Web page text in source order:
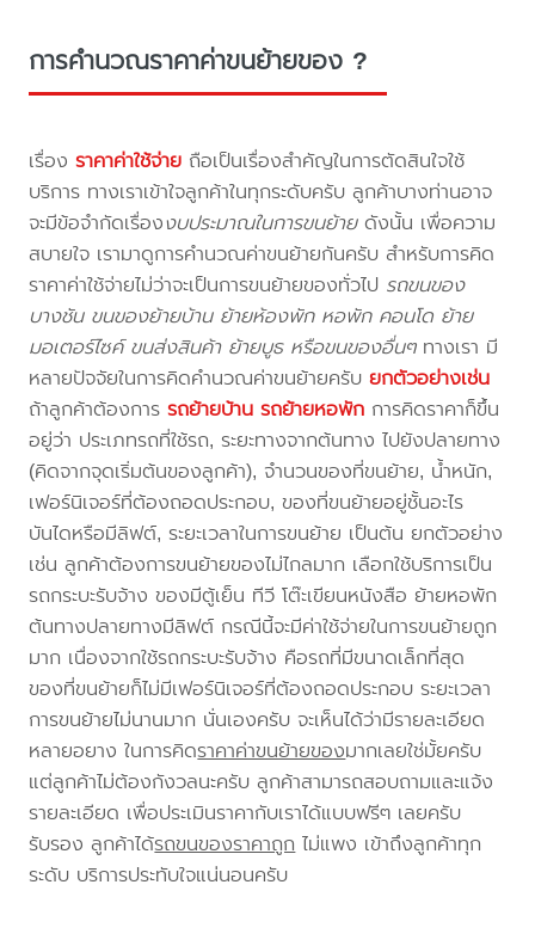
การคำนวณราคาค่าขนย้ายของ ?
เรื่องราคาค่าใช้จ่าย ถือเป็นเรื่องสำคัญในการตัดสินใจใช้
บริการ ทางเราเข้าใจลูกค้าในทุกระดับครับ ลูกค้าบางท่านอาจ
จะมีข้อจำกัดเรื่องงบประมาณในการขนย้ายดังนั้น เพื่อความ
สบายใจ เรามาดูการคำนวณค่าขนย้ายกันครับ สำหรับการคิด
ราคาค่าใช้จ่ายไม่ว่าจะเป็นการขนย้ายของทั่วไป รถขนของ
บางชัน ขนของย้ายบ้าน ย้ายห้องพัก หอพัก คอนโด ย้าย
มอเตอร์ไซค์ ขนส่งสินค้า ย้ายบูธ หรือขนของอื่นๆทางเรา มี
หลายปัจจัยในการคิดคำนวณค่าขนย้ายครับยกตัวอย่างเช่น
ถ้าลูกค้าต้องการรถย้ายบ้าน รถย้ายหอพัก การคิดราคาก็ขึ้น
อยู่ว่า ประเภทรถที่ใช้รถ, ระยะทางจากต้นทาง ไปยังปลายทาง
(คิดจากจุดเริ่มต้นของลูกค้า), จำนวนของที่ขนย้าย, น้ำหนัก,
เฟอร์นิเจอร์ที่ต้องถอดประกอบ, ของที่ขนย้ายอยู่ชั้นอะไร
บันไดหรือมีลิฟต์, ระยะเวลาในการขนย้าย เป็นต้น ยกตัวอย่าง
เช่น ลูกค้าต้องการขนย้ายของไม่ไกลมาก เลือกใช้บริการเป็น
รถกระบะรับจ้าง ของมีตู้เย็น ทีวี โต๊ะเขียนหนังสือ ย้ายหอพัก
ต้นทางปลายทางมีลิฟต์ กรณีนี้จะมีค่าใช้จ่ายในการขนย้ายถูก
มาก เนื่องจากใช้รถกระบะรับจ้าง คือรถที่มีขนาดเล็กที่สุด
ของที่ขนย้ายก็ไม่มีเฟอร์นิเจอร์ที่ต้องถอดประกอบ ระยะเวลา
การขนย้ายไม่นานมาก นั่นเองครับ จะเห็นได้ว่ามีรายละเอียด
หลายอยาง ในการคิดราคาค่าขนย้ายของมากเลยใช่มั้ยครับ
แต่ลูกค้าไม่ต้องกังวลนะครับ ลูกค้าสามารถสอบถามและแจ้ง
รายละเอียด เพื่อประเมินราคากับเราได้แบบฟรีๆ เลยครับ
รับรอง ลูกค้าได้รถขนของราคาถูกไม่แพง เข้าถึงลูกค้าทุก
ระดับ บริการประทับใจแน่นอนครับ